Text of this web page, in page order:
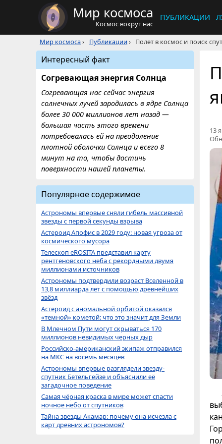
Мир космоса
Космос вокруг нас
ПУБЛИКАЦИИ
Мир космоса› Публикации› Полет в космос и поиск
13
Интересный факт
Согревающая энергия Солнца
Согревающая нас сейчас энергия
солнечных лучей зародилась в ядре Солнца
более 30 000 миллионов лет назад —
большая часть этого времени
потребовалась ей на преодоление
плотной оболочки Солнца и всего 8
минут на то, чтобы достичь
поверхности нашей планеты.
Популярное содержимое
Астрономы впервые сняли гибель массивной
звезды с первой секунды взрыва
Астероид Апофис в 2029 году: новая угроза от
космического мусора
Телескоп eROSITA представил карту
рентгеновского неба с рекордными двумя
миллионами источников
Астрономы подтвердили возраст Вселенной в
13,8 миллиарда лет с помощью древнейших
звёзд
Астероид с аномальной орбитой оказался
«темной» кометой: что это значит для Земли
В Млечном Пути могут скрываться 170
миллионов невидимых черных дыр
Российско-американский экипаж отправился
на МКС на восемь месяцев
Астрономы впервые разглядели звезду-
спутник Бетельгейзе и объяснили её
загадочное поведение
Самая чёрная краска в мире может спасти
ночное небо от спутников
Тайна звезды Акамар: почему она исчезла с
карт древних астрономов?